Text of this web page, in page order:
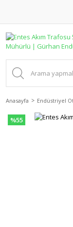
Anasayfa Endüstriyel
%55